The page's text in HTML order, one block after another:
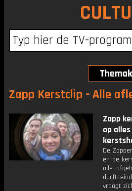
Zapp Kerstclip - Alle
Zapp
op
De
en de
alle
durft
vraagt